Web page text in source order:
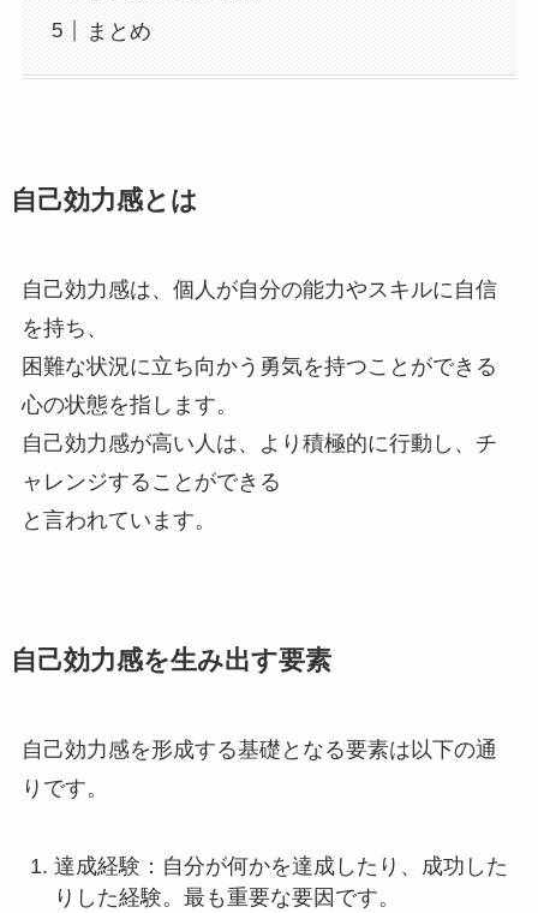
まとめ
自己効力感とは
自己効力感は、個人が自分の能力やスキルに自信
を持ち、
困難な状況に立ち向かう勇気を持つことができる
心の状態を指します。
自己効力感が高い人は、より積極的に行動し、チ
ャレンジすることができる
と言われています。
自己効力感を生み出す要素
自己効力感を形成する基礎となる要素は以下の通
りです。
達成経験：自分が何かを達成したり、成功した
りした経験。最も重要な要因です。